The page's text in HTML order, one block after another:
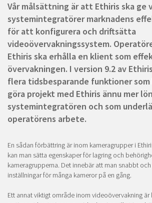
Vår målsättning är att Ethiris ska ge
systemintegratörer marknadens
för att konfigurera och driftsätta
videoövervakningssystem.
Ethiris ska erhålla en klient som
övervakningen. I version 9.2 av
flera tidsbesparande funktioner
göra projekt med Ethiris ännu mer
systemintegratören och som
operatörens arbete.
En sådan förbättring är inom kameragrupper i
kan man sätta egenskaper för lagring och
kameragrupperna. Det innebär att man snabbt
inställningar för många kameror på en gång.
Ett annat viktigt område inom videoövervakning är